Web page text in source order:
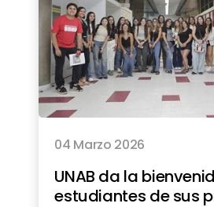
04 Marzo 2026
UNAB da la
estudiantes de sus